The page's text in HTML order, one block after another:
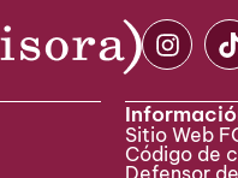
Sitio Web
Código de